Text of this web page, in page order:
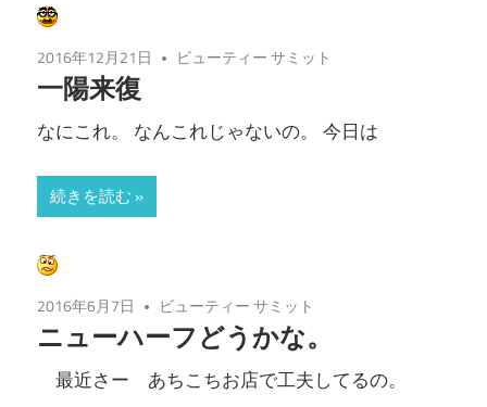
2016年12月21日 ビューティー サミット
一陽来復
なにこれ。 なんこれじゃないの。 今日は
続きを読む
2016年6月7日 ビューティー サミット
ニューハーフどうかな。
最近さー あちこちお店で工夫してるの。